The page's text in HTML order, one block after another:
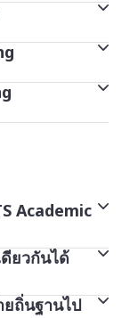
of
daily in
fromtwo tasks
and asked
personal,
essay in
problem.
in style
four
for each
a mix of
range of
each
for each
an IELTS
room with
speaking.
Academic
ประเทศที่ใช้
IELTS
ยวกันได้
รเขียนนั้นจะ
ถิ่นฐานไป